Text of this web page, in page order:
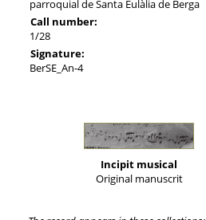
parroquial de Santa Eulàlia de Berga
Call number:
1/28
Signature:
BerSE_An-4
Incipit musical
Original manuscrit